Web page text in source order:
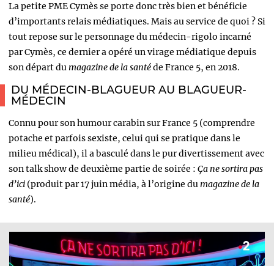
La petite PME Cymès se porte donc très bien et bénéficie
d’importants relais médiatiques. Mais au service de quoi ? Si
tout repose sur le personnage du médecin-rigolo incarné
par Cymès, ce dernier a opéré un virage médiatique depuis
son départ dumagazine de la santéde France 5, en 2018.
DU MÉDECIN-BLAGUEUR AU BLAGUEUR-
MÉDECIN
Connu pour son humour carabin sur France 5 (comprendre
potache et parfois sexiste, celui qui se pratique dans le
milieu médical), il a basculé dans le pur divertissement avec
son talk show de deuxième partie de soirée : Ça ne sortira pas
d’ici (produit par 17 juin média, à l’origine dumagazine de la
santé).